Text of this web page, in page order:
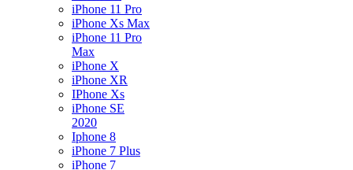
iPhone 11 Pro
iPhone Xs Max
iPhone 11 Pro
Max
iPhone X
iPhone XR
IPhone Xs
iPhone SE
2020
Iphone 8
iPhone 7 Plus
iPhone 7